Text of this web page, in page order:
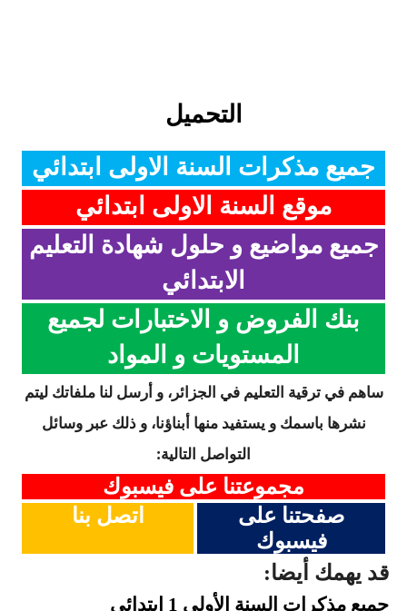
التحميل
جميع مذكرات السنة الاولى ابتدائي
موقع السنة الاولى ابتدائي
جميع مواضيع و حلول شهادة التعليم
الابتدائي
بنك الفروض و الاختبارات لجميع
المستويات و المواد
ساهم في ترقية التعليم في الجزائر، و أرسل لنا ملفاتك ليتم
نشرها باسمك و يستفيد منها أبناؤنا، و ذلك عبر وسائل
التواصل التالية:
مجموعتنا على فيسبوك
صفحتنا على
فيسبوك
اتصل بنا
قد يهمك أيضا:
جميع مذكرات السنة الأولى 1 ابتدائي